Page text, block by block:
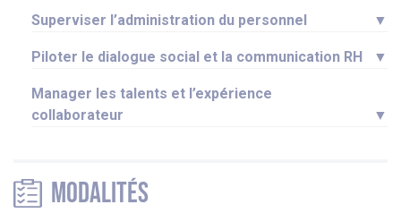
Superviser l’administration du personnel ▼
Piloter le dialogue social et la communication RH ▼
Manager les talents et l’expérience
collaborateur
▼
Modalités